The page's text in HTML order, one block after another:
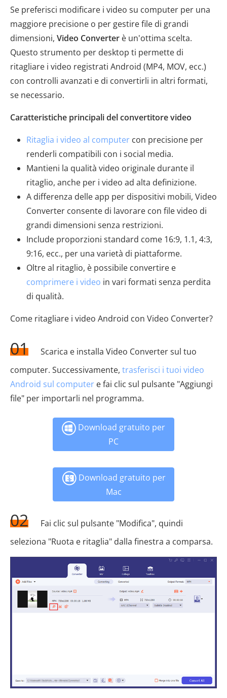
Se preferisci modificare i video su computer per una
maggiore precisione o per gestire file di grandi
dimensioni, Video Converter è un'ottima scelta.
Questo strumento per desktop ti permette di
ritagliare i video registrati Android (MP4, MOV, ecc.)
con controlli avanzati e di convertirli in altri formati,
se necessario.
Caratteristiche principali del convertitore video
Ritaglia i video al computer con precisione per
renderli compatibili con i social media.
Mantieni la qualità video originale durante il
ritaglio, anche per i video ad alta definizione.
A differenza delle app per dispositivi mobili, Video
Converter consente di lavorare con file video di
grandi dimensioni senza restrizioni.
Include proporzioni standard come 16:9, 1.1, 4:3,
9:16, ecc., per una varietà di piattaforme.
Oltre al ritaglio, è possibile convertire e
comprimere i video in vari formati senza perdita
di qualità.
Come ritagliare i video Android con Video Converter?
01
Scarica e installa Video Converter sul tuo
computer. Successivamente, trasferisci i tuoi video
Android sul computer e fai clic sul pulsante "Aggiungi
file" per importarli nel programma.
Download gratuito per
PC
Download gratuito per
Mac
02
Fai clic sul pulsante "Modifica", quindi
seleziona "Ruota e ritaglia" dalla finestra a comparsa.